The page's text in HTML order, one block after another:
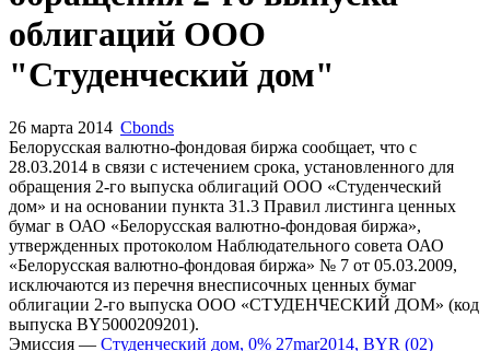
На БВФБ истекает срок
обращения 2-го выпуска
"Студенческий дом"
26 марта 2014 Cbonds
Белорусская валютно-фондовая биржа сообщает, что c
28.03.2014 в связи с истечением срока, установленного для
обращения 2-го выпуска облигаций ООО «Студенческий
дом» и на основании пункта 31.3 Правил листинга ценных
бумаг в ОАО «Белорусская валютно-фондовая биржа»,
утвержденных протоколом Наблюдательного совета ОАО
«Белорусская валютно-фондовая биржа» № 7 от 05.03.2009,